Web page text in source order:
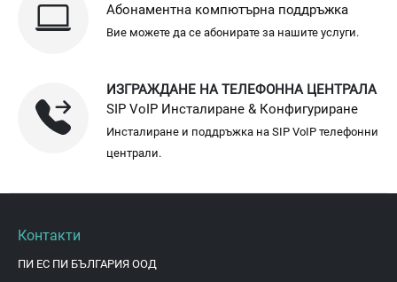
Абонаментна компютърна поддръжка
Вие можете да се абонирате за нашите услуги.
ИЗГРАЖДАНЕ НА ТЕЛЕФОННА ЦЕНТРАЛА
SIP VoIP Инсталиране & Конфигуриране
Инсталиране и поддръжка на SIP VoIP телефонни
централи.
Контакти
ПИ ЕС ПИ БЪЛГАРИЯ ООД